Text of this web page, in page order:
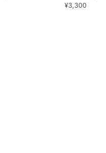
¥3,300